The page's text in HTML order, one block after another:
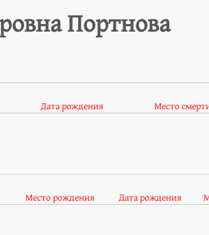
Портнова
Дата рождения Место
Место рождения Дата рождения